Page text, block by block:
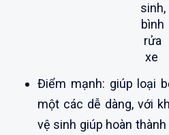
sinh,
bình
rửa
xe
Điểm mạnh: giúp loại
một các dễ dàng, với
vệ sinh giúp hoàn